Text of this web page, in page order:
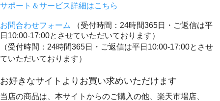
サポート＆サービス詳細はこちら
お問合わせフォーム
（受付時間：24時間365日・ご返信は平
日10:00-17:00とさせていただいております）
（受付時間：24時間365日・ご返信は平日10:00-17:00とさせ
ていただいております）
お好きなサイトよりお買い求めいただけます
当店の商品は、本サイトからのご購入の他、楽天市場店、